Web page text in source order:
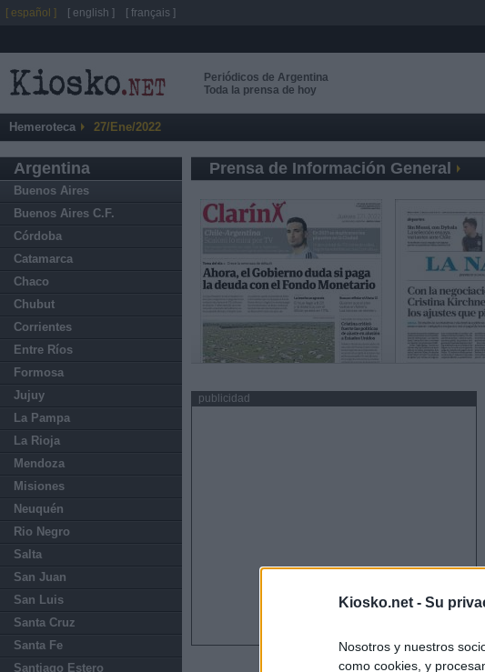
Kiosko.net - Su
Nosotros y nuestros
como cookies, y
Periódicos de Argentina
Toda la prensa de hoy
Hemeroteca 27/Ene/2022
Argentina
Buenos Aires
Buenos Aires C.F.
Córdoba
Catamarca
Chaco
Chubut
Corrientes
Entre Ríos
Formosa
Jujuy
La Pampa
La Rioja
Mendoza
Misiones
Neuquén
Rio Negro
Salta
San Juan
San Luis
Santa Cruz
Santa Fe
Santiago Estero
Prensa de Información General
publicidad
[ español ] [ english ] [ français ]